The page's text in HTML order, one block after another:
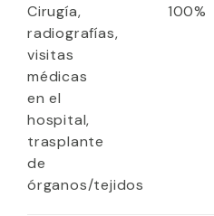
Cirugía,
radiografías,
visitas
médicas
en el
hospital,
trasplante
de
órganos/tejidos
100%